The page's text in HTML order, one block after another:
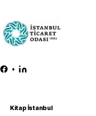
•
Kitap İstanbul